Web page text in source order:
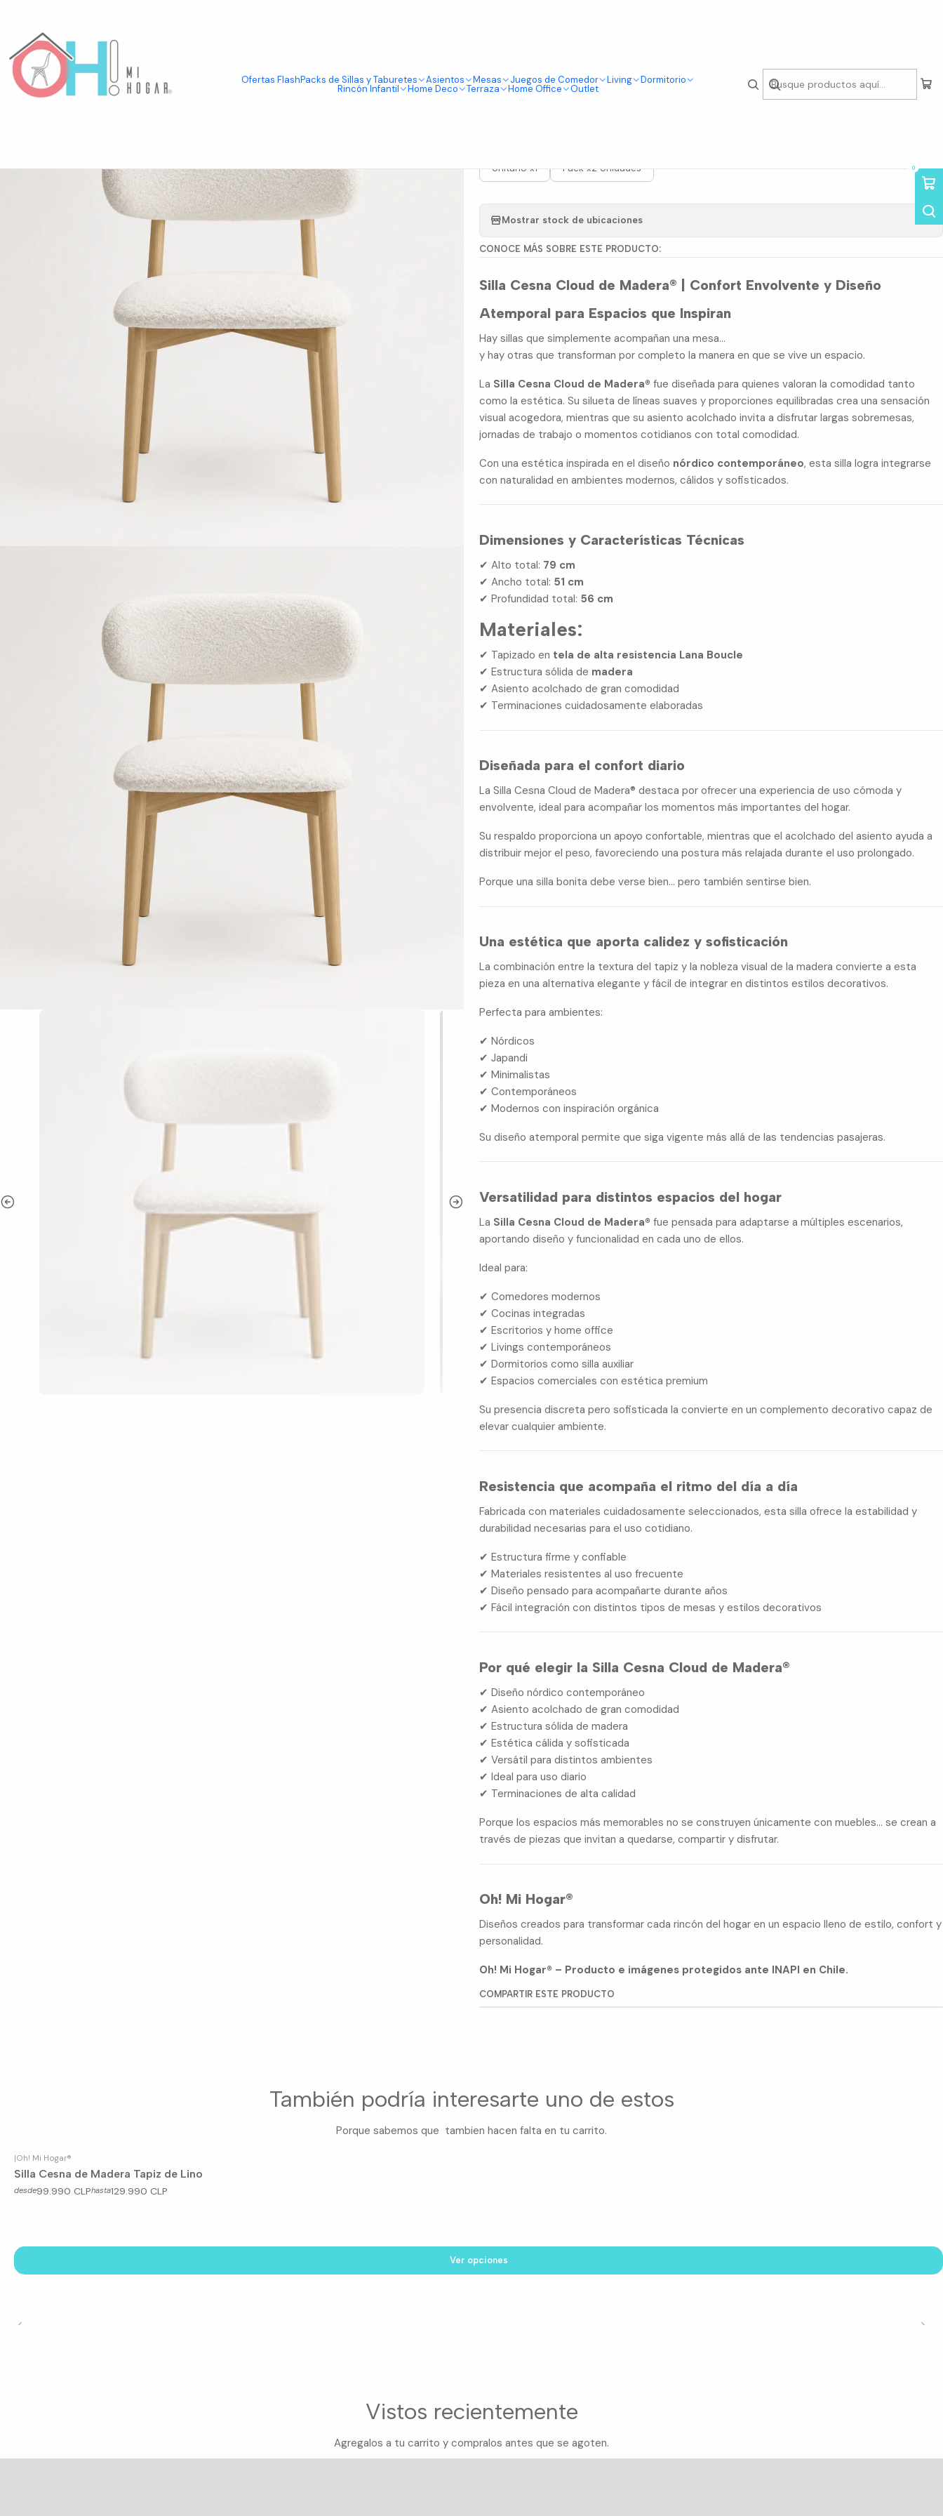
Ofertas FlashPacks de Sillas y Taburetes Asientos Mesas Juegos de Comedor Living Dormitorio
Rincón Infantil Home Deco Terraza Home Office Outlet
0
Asientos
|
Silla Cesna Cloud de Madera
Unitario x1 Pack x2 Unidades
Mostrar stock de ubicaciones
CONOCE MÁS SOBRE ESTE PRODUCTO:
Silla Cesna Cloud de Madera® | Confort Envolvente y Diseño
Atemporal para Espacios que Inspiran
Hay sillas que simplemente acompañan una mesa…
y hay otras que transforman por completo la manera en que se vive un espacio.
La Silla Cesna Cloud de Madera® fue diseñada para quienes valoran la comodidad tanto
como la estética. Su silueta de líneas suaves y proporciones equilibradas crea una sensación
visual acogedora, mientras que su asiento acolchado invita a disfrutar largas sobremesas,
jornadas de trabajo o momentos cotidianos con total comodidad.
Con una estética inspirada en el diseño nórdico contemporáneo, esta silla logra integrarse
con naturalidad en ambientes modernos, cálidos y sofisticados.
Dimensiones y Características Técnicas
✔ Alto total: 79 cm
✔ Ancho total: 51 cm
✔ Profundidad total: 56 cm
Materiales:
✔ Tapizado en tela de alta resistencia Lana Boucle
✔ Estructura sólida de madera
✔ Asiento acolchado de gran comodidad
✔ Terminaciones cuidadosamente elaboradas
Diseñada para el confort diario
La Silla Cesna Cloud de Madera® destaca por ofrecer una experiencia de uso cómoda y
envolvente, ideal para acompañar los momentos más importantes del hogar.
Su respaldo proporciona un apoyo confortable, mientras que el acolchado del asiento ayuda a
distribuir mejor el peso, favoreciendo una postura más relajada durante el uso prolongado.
Porque una silla bonita debe verse bien… pero también sentirse bien.
Una estética que aporta calidez y sofisticación
La combinación entre la textura del tapiz y la nobleza visual de la madera convierte a esta
pieza en una alternativa elegante y fácil de integrar en distintos estilos decorativos.
Perfecta para ambientes:
✔ Nórdicos
✔ Japandi
✔ Minimalistas
✔ Contemporáneos
✔ Modernos con inspiración orgánica
Su diseño atemporal permite que siga vigente más allá de las tendencias pasajeras.
Versatilidad para distintos espacios del hogar
La Silla Cesna Cloud de Madera® fue pensada para adaptarse a múltiples escenarios,
aportando diseño y funcionalidad en cada uno de ellos.
Ideal para:
✔ Comedores modernos
✔ Cocinas integradas
✔ Escritorios y home office
✔ Livings contemporáneos
✔ Dormitorios como silla auxiliar
✔ Espacios comerciales con estética premium
Su presencia discreta pero sofisticada la convierte en un complemento decorativo capaz de
elevar cualquier ambiente.
Resistencia que acompaña el ritmo del día a día
Fabricada con materiales cuidadosamente seleccionados, esta silla ofrece la estabilidad y
durabilidad necesarias para el uso cotidiano.
✔ Estructura firme y confiable
✔ Materiales resistentes al uso frecuente
✔ Diseño pensado para acompañarte durante años
✔ Fácil integración con distintos tipos de mesas y estilos decorativos
Por qué elegir la Silla Cesna Cloud de Madera®
✔ Diseño nórdico contemporáneo
✔ Asiento acolchado de gran comodidad
✔ Estructura sólida de madera
✔ Estética cálida y sofisticada
✔ Versátil para distintos ambientes
✔ Ideal para uso diario
✔ Terminaciones de alta calidad
Porque los espacios más memorables no se construyen únicamente con muebles… se crean a
través de piezas que invitan a quedarse, compartir y disfrutar.
Oh! Mi Hogar®
Diseños creados para transformar cada rincón del hogar en un espacio lleno de estilo, confort y
personalidad.
Oh! Mi Hogar® – Producto e imágenes protegidos ante INAPI en Chile.
COMPARTIR ESTE PRODUCTO
También podría interesarte uno de estos
Porque sabemos que tambien hacen falta en tu carrito.
|Oh! Mi Hogar®
Silla Cesna de Madera Tapiz de Lino
desde99.990 CLPhasta129.990 CLP
Ver opciones
Vistos recientemente
Agregalos a tu carrito y compralos antes que se agoten.